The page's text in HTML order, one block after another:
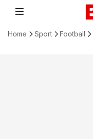
Home Sport Football